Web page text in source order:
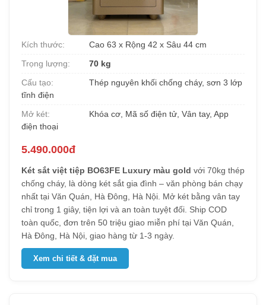
Kích thước:
Cao 63 x Rộng 42 x Sâu 44 cm
Trọng lượng:
70 kg
Cấu tạo:
Thép nguyên khối chống cháy, sơn 3 lớp
tĩnh điện
Mở két:
Khóa cơ, Mã số điện tử, Vân tay, App
điện thoại
5.490.000đ
Két sắt việt tiệp BO63FE Luxury màu gold với 70kg thép
chống cháy, là dòng két sắt gia đình – văn phòng bán chạy
nhất tại Văn Quán, Hà Đông, Hà Nội. Mở két bằng vân tay
chỉ trong 1 giây, tiện lợi và an toàn tuyệt đối. Ship COD
toàn quốc, đơn trên 50 triệu giao miễn phí tại Văn Quán,
Hà Đông, Hà Nội, giao hàng từ 1-3 ngày.
Xem chi tiết & đặt mua